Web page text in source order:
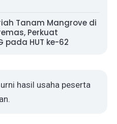
Tanam Mangrove di
Perkuat
pada HUT ke-62
hasil usaha peserta